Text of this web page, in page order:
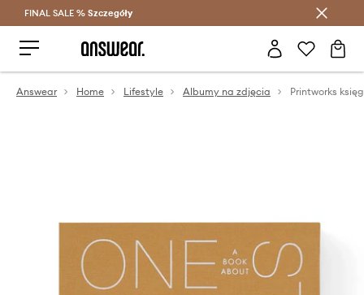
Oszczędzaj z Answear Club >
FINAL SALE % Szczegóły
Answear Home Lifestyle Albumy na zdjęcia